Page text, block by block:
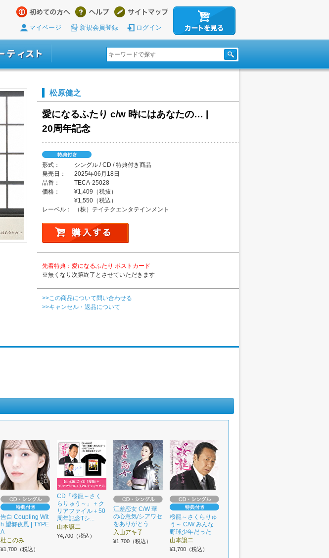
マイページ 新規会員登録 ログイン
松原健之
愛になるふたり c/w 時にはあなたの… |
20周年記念
形式：
シングル / CD / 特典付き商品
発売日：
2025年06月18日
品番：
TECA-25028
価格：
¥1,409（税抜）
¥1,550（税込）
レーベル：
（株）テイチクエンタテインメント
先着特典：愛になるふたり ポストカード
※無くなり次第終了とさせていただきます
>>この商品について問い合わせる
>>キャンセル・返品について
告白 Coupling Wit
h 望郷夜風 | TYPE
A
杜このみ
¥1,700（税込）
CD「桜龍～さく
らりゅう～」＋ク
リアファイル＋50
周年記念Tシ...
山本譲二
¥4,700（税込）
江差恋女 C/W 華
の心意気/シアワセ
をありがとう
入山アキ子
¥1,700（税込）
桜龍～さくらりゅ
う～ C/W みんな
野球少年だった
山本譲二
¥1,700（税込）